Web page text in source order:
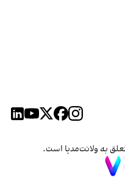
به ولانت‌مدیا است.